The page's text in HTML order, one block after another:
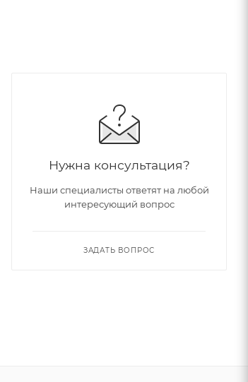
Нужна консультация?
Наши специалисты ответят на любой
интересующий вопрос
ЗАДАТЬ ВОПРОС